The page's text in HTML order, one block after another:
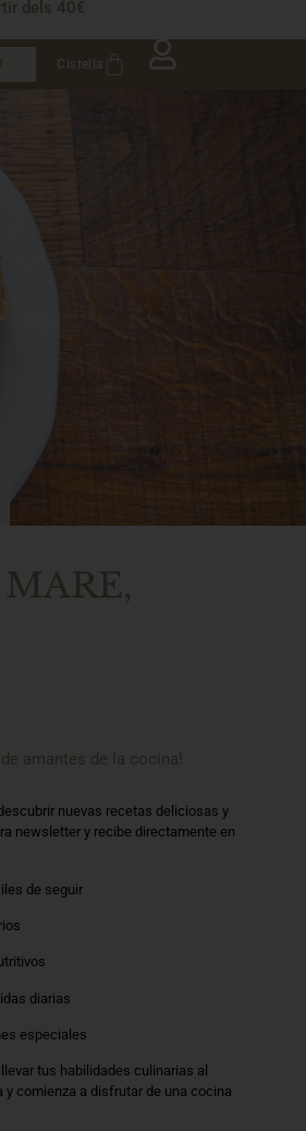
dels 40€
Cistella
amantes de la cocina!
nuevas recetas deliciosas y
newsletter y recibe directamente en
de seguir
diarias
especiales
tus habilidades culinarias al
y comienza a disfrutar de una cocina